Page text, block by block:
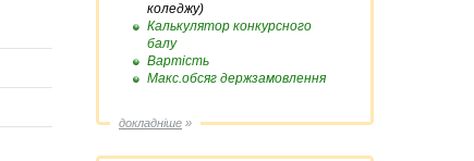
коледжу)
Калькулятор конкурсного
балу
Вартість
Макс.обсяг держзамовлення
докладніше »